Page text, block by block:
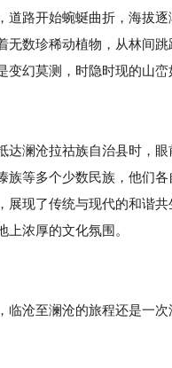
道路开始蜿蜒曲折，海拔
无数珍稀动植物，从林间
变幻莫测，时隐时现的山峦
达澜沧拉祜族自治县时，
族等多个少数民族，他们
展现了传统与现代的和谐
浓厚的文化氛围。
临沧至澜沧的旅程还是一